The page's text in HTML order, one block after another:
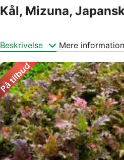
Kål, Mizuna,
Beskrivelse Mere information